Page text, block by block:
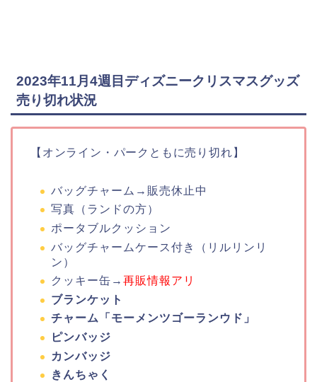
2023年11月4週目ディズニークリスマスグッズ
売り切れ状況
【オンライン・パークともに売り切れ】
バッグチャーム→販売休止中
写真（ランドの方）
ポータブルクッション
バッグチャームケース付き（リルリンリ
ン）
クッキー缶→ 再販情報アリ
ブランケット
チャーム「モーメンツゴーランウド」
ピンバッジ
カンバッジ
きんちゃく